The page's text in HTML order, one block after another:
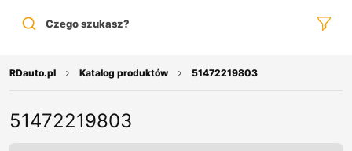
Czego szukasz?
RDauto.pl Katalog produktów 51472219803
51472219803